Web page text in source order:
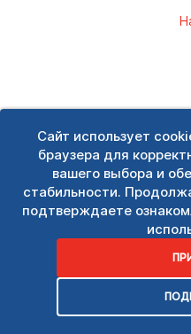
Сайт использует
браузера для
вашего выбора и
стабильности.
подтверждаете